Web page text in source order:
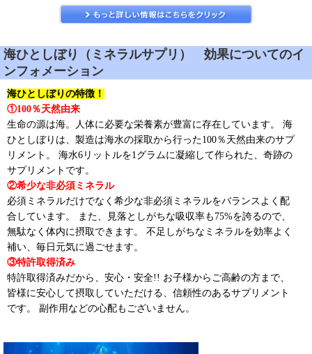
海ひとしぼり（ミネラルサプリ） 効果についてのイ
ンフォメーション
海ひとしぼりの特徴！
①100％天然由来
生命の源は海。人体に必要な栄養素が豊富に存在しています。 海
ひとしぼりは、製造は海水の採取から行った100％天然由来のサプ
リメント。 海水6リットルを1グラムに凝縮して作られた、奇跡の
サプリメントです。
②希少な非必須ミネラル
必須ミネラルだけでなく希少な非必須ミネラルをバランスよく配
合しています。 また、見落としがちな吸収率も75%を誇るので、
無駄なく体内に摂取できます。 不足しがちなミネラルを効率よく
補い、毎日元気に過ごせます。
③特許取得済み
特許取得済みだから、安心・安全!! お子様からご高齢の方まで、
皆様に安心して摂取していただける、信頼性のあるサプリメント
です。 副作用などの心配もございません。